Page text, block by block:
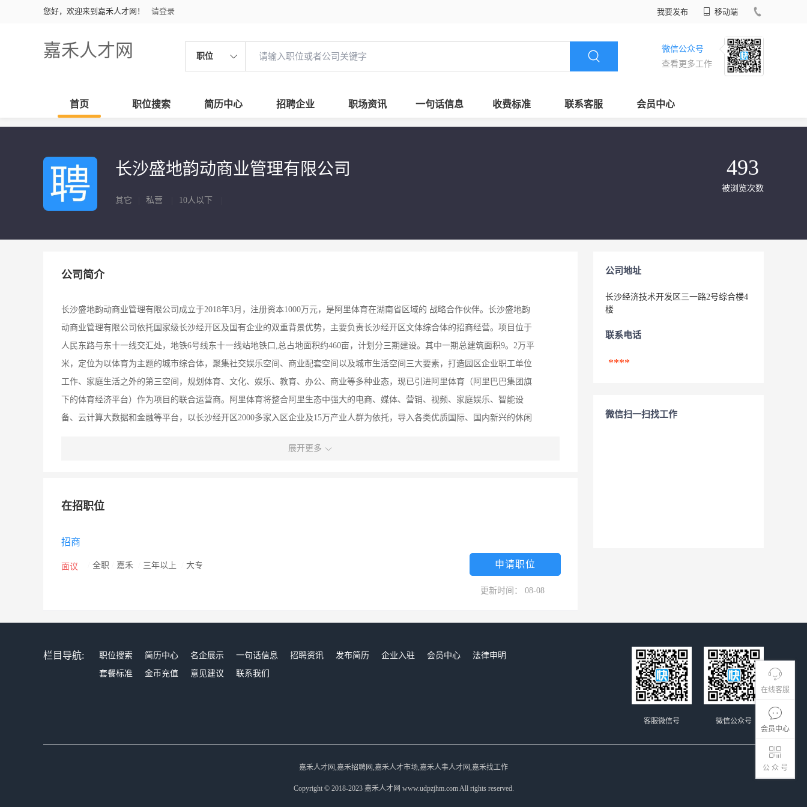
您好，欢迎来到嘉禾人才网！ 请登录 我要发布 移动端
嘉禾人才网 职位
微信公众号
查看更多工作
首页 职位搜索 简历中心 招聘企业 职场资讯 一句话信息 收费标准 联系客服 会员中心
在线客服
会员中心
公 众 号
长沙盛地韵动商业管理有限公司
其它 私营 10人以下
493
被浏览次数
公司简介
长沙盛地韵动商业管理有限公司成立于2018年3月，注册资本1000万元，是阿里体育在湖南省区域的 战略合作伙伴。长沙盛地韵
动商业管理有限公司依托国家级长沙经开区及国有企业的双重背景优势，主要负责长沙经开区文体综合体的招商经营。项目位于
人民东路与东十一线交汇处，地铁6号线东十一线站地铁口,总占地面积约460亩，计划分三期建设。其中一期总建筑面积9。2万平
米，定位为以体育为主题的城市综合体，聚集社交娱乐空间、商业配套空间以及城市生活空间三大要素，打造园区企业职工单位
工作、家庭生活之外的第三空间，规划体育、文化、娱乐、教育、办公、商业等多种业态，现已引进阿里体育（阿里巴巴集团旗
下的体育经济平台）作为项目的联合运营商。阿里体育将整合阿里生态中强大的电商、媒体、营销、视频、家庭娱乐、智能设
备、云计算大数据和金融等平台，以长沙经开区2000多家入区企业及15万产业人群为依托，导入各类优质国际、国内新兴的休闲
展开更多
在招职位
招商
面议 全职 嘉禾 三年以上 大专 申请职位
更新时间： 08-08
公司地址
长沙经济技术开发区三一路2号综合楼4
楼
联系电话
****
微信扫一扫找工作
栏目导航: 职位搜索 简历中心 名企展示 一句话信息 招聘资讯 发布简历 企业入驻 会员中心
法律申明
套餐标准
金币充值 意见建议 联系我们
微信公众号
客服微信号
嘉禾人才网,嘉禾招聘网,嘉禾人才市场,嘉禾人事人才网,嘉禾找工作
Copyright © 2018-2023 嘉禾人才网 www.udpzjhm.com All rights reserved.